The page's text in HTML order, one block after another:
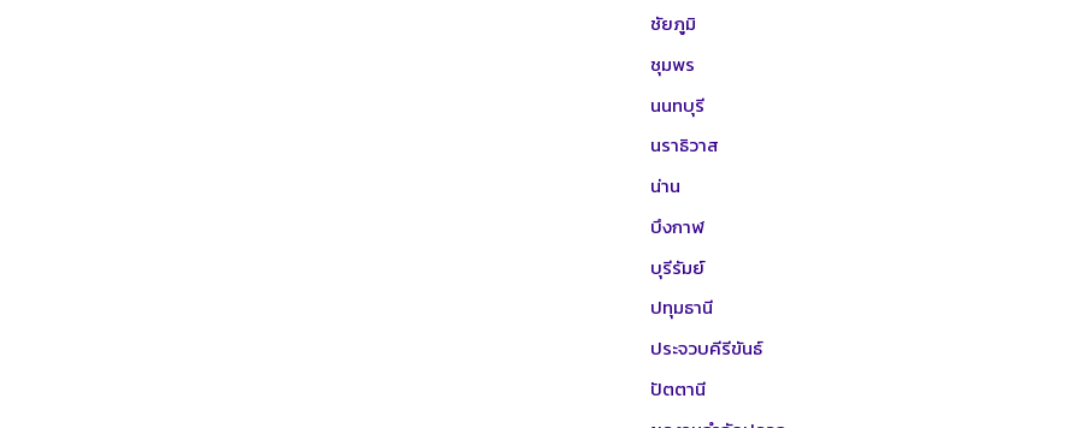
ชัยภูมิ
ชุมพร
นนทบุรี
นราธิวาส
น่าน
บึงกาฬ
บุรีรัมย์
ปทุมธานี
ประจวบคีรีขันธ์
ปัตตานี